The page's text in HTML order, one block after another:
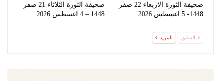
صحيفة الثورة الاربعاء 22 صفر
1448- 5 اغسطس 2026
صحيفة الثورة الثلاثاء 21 صفر
1448 – 4 اغسطس 2026
السابق المزيد